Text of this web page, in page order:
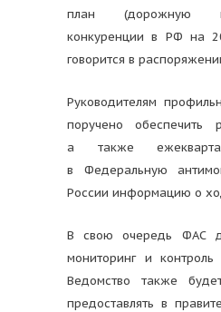
план (дорожную
конкуренции в РФ на
говорится в
Руководителям
поручено обеспечить
а также
в Федеральную
России информацию о
В свою очередь ФАС
мониторинг и контроль
Ведомство также
предоставлять в